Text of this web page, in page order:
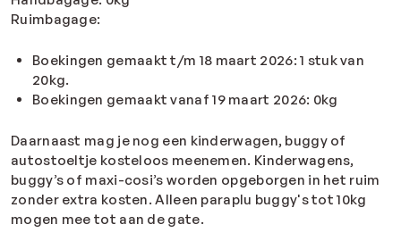
Ruimbagage:
Boekingen gemaakt t/m 18 maart 2026: 1 stuk van
20kg.
Boekingen gemaakt vanaf 19 maart 2026: 0kg
Daarnaast mag je nog een kinderwagen, buggy of
autostoeltje kosteloos meenemen. Kinderwagens,
buggy’s of maxi-cosi’s worden opgeborgen in het ruim
zonder extra kosten. Alleen paraplu buggy's tot 10kg
mogen mee tot aan de gate.